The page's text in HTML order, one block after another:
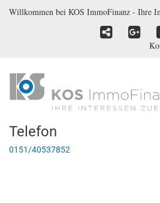
Willkommen bei KOS ImmoFinanz - Ihre
Telefon
0151/40537852